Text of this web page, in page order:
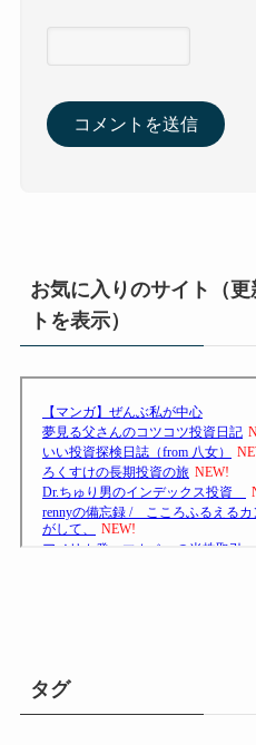
お気に入りのサイト（
トを表示）
タグ